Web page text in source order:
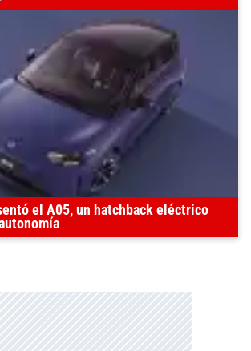
el A05, un hatchback eléctrico